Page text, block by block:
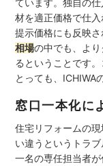
材を適正価格で仕
提示価格にも反映
相場の中でも、よ
るということです
とっても、ICHIWA
窓口一本化に
住宅リフォームの
い違うというトラ
一名の専任担当者